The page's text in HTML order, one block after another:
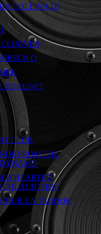
COLLINA DI
Q
ZUKUNFT
CLUB
FROM THE
HEARTED
TARDOR